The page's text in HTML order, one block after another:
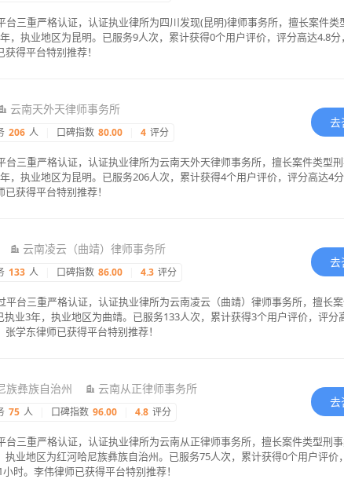
台三重严格认证，认证执业律所为四川发现(昆明)律师事务所，擅长案件类
，执业地区为昆明。已服务9人次，累计获得0个用户评价，评分高达4.8分
得平台特别推荐！
云南天外天律师事务所
206 人 口碑指数 80.00 4 评分
去
台三重严格认证，认证执业律所为云南天外天律师事务所，擅长案件类型
，执业地区为昆明。已服务206人次，累计获得4个用户评价，评分高达4
获得平台特别推荐！
云南凌云（曲靖）律师事务所
133 人 口碑指数 86.00 4.3 评分
去
平台三重严格认证，认证执业律所为云南凌云（曲靖）律师事务所，擅长
业3年，执业地区为曲靖。已服务133人次，累计获得3个用户评价，评分
学东律师已获得平台特别推荐！
族彝族自治州 云南从正律师事务所
75 人 口碑指数 96.00 4.8 评分
去
三重严格认证，认证执业律所为云南从正律师事务所，擅长案件类型刑事
业地区为红河哈尼族彝族自治州。已服务75人次，累计获得0个用户评价
时。李伟律师已获得平台特别推荐！